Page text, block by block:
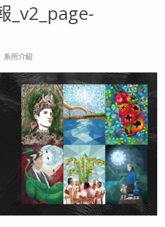
_v2_page-
系所介紹